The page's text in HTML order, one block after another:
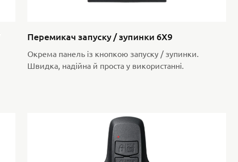
Перемикач запуску / зупинки 6X9
Окрема панель із кнопкою запуску / зупинки.
Швидка, надійна й проста у використанні.